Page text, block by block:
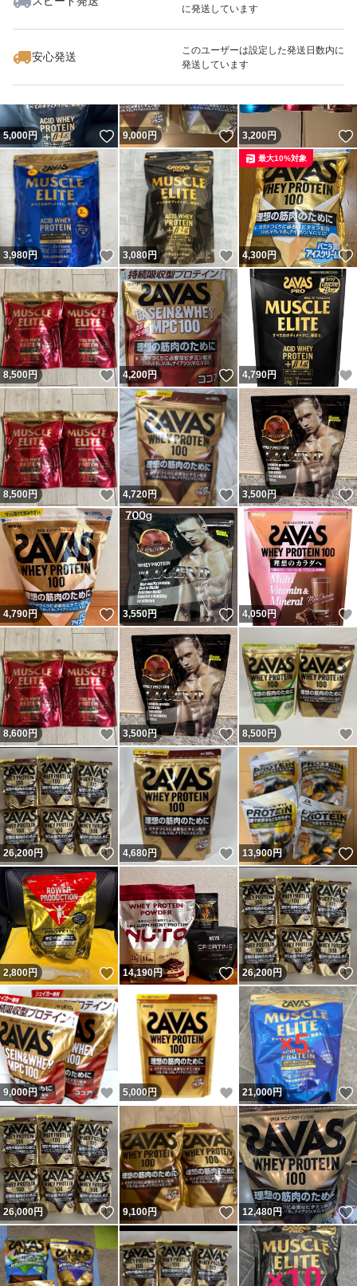
に発送しています
安心発送
このユーザーは設定した発送日数内に
発送しています
いいね！
15,999
5,000円 いいね！
9,000円 いいね！
3,200円
3,980円 いいね！
3,080円 いいね！
4,300円
最大10%対象
8,500円 いいね！
4,200円 いいね！
4,790円
8,500円 いいね！
4,720円 いいね！
3,500円
4,790円 いいね！
3,550円 いいね！
4,050円
8,600円 いいね！
3,500円 いいね！
8,500円
26,200円 いいね！
4,680円 いいね！
13,900円
2,800円 いいね！
14,190円 いいね！
26,200円
9,000円 いいね！
5,000円 いいね！
21,000円
26,000円 いいね！
9,100円 いいね！
12,480円